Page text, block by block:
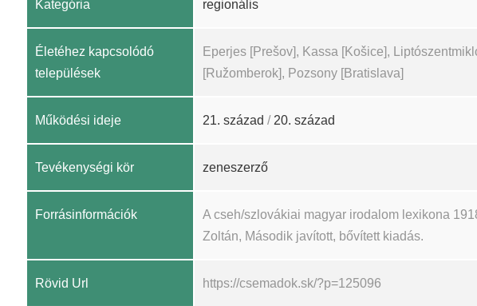
Kategória regionális
Életéhez kapcsolódó
települések
Eperjes [Prešov], Kassa [Košice],
[Ružomberok], Pozsony [Bratislava]
Működési ideje 21. század / 20. század
Tevékenységi kör zeneszerző
Forrásinformációk
A cseh/szlovákiai magyar irodalom lexikona
Zoltán, Második javított, bővített kiadás.
Rövid Url https://csemadok.sk/?p=125096